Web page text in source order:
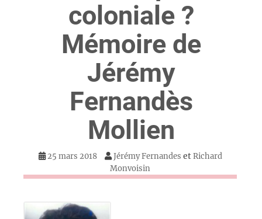
coloniale ?
Mémoire de
Jérémy
Fernandès
Mollien
25 mars 2018 Jérémy Fernandes etRichard
Monvoisin